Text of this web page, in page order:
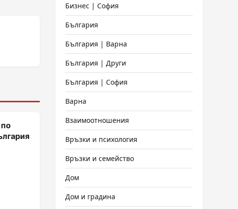
Бизнес | София
България
България | Варна
България | Други
България | София
Варна
Взаимоотношения
Връзки и психология
Връзки и семейство
Дом
Дом и градина